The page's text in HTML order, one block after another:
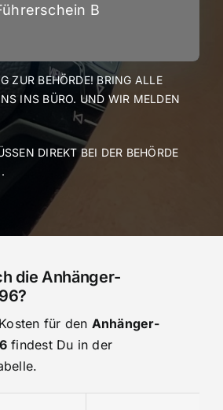
B
ZUR BEHÖRDE! BRING ALLE
INS BÜRO. UND WIR MELDEN
DIREKT BEI DER BEHÖRDE
die Anhänger-
für den Anhänger-
findest Du in der